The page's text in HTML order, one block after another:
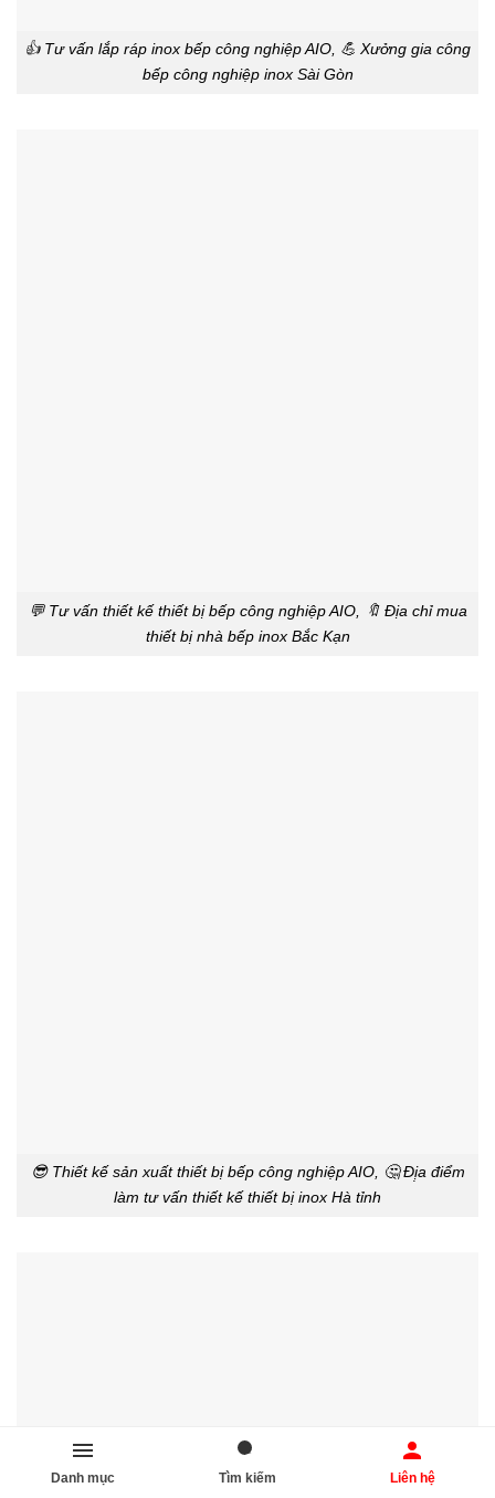
👍 Tư vấn lắp ráp inox bếp công nghiệp AIO, 💪 Xưởng gia công
bếp công nghiệp inox Sài Gòn
💬 Tư vấn thiết kế thiết bị bếp công nghiệp AIO, 🔖 Địa chỉ mua
thiết bị nhà bếp inox Bắc Kạn
😎 Thiết kế sản xuất thiết bị bếp công nghiệp AIO, 🤔 Đị̣a điểm
làm tư vấn thiết kế thiết bị inox Hà tỉnh
Danh mục Tìm kiếm Liên hệ